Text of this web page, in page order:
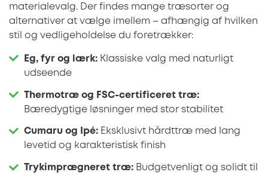
materialevalg. Der findes mange træsorter og
alternativer at vælge imellem – afhængig af hvilken
stil og vedligeholdelse du foretrækker:
Eg, fyr og lærk: Klassiske valg med naturligt
udseende
Thermotræ og FSC-certificeret træ:
Bæredygtige løsninger med stor stabilitet
Cumaru og Ipé: Eksklusivt hårdttræ med lang
levetid og karakteristisk finish
Trykimprægneret træ: Budgetvenligt og solidt til